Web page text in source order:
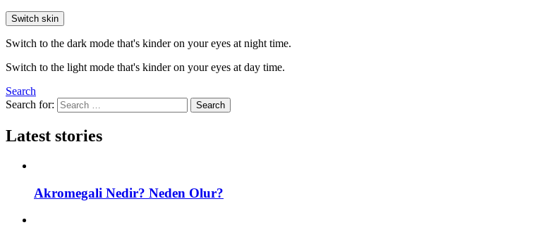
Switch skin
Switch to the dark mode that's kinder on your eyes at night time.
Switch to the light mode that's kinder on your eyes at day time.
Search
Search for:
Search
Latest stories
Akromegali Nedir? Neden Olur?